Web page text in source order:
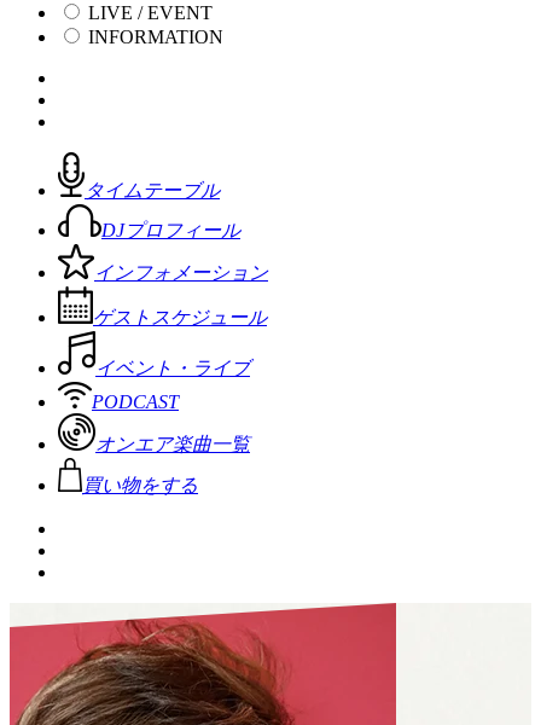
LIVE / EVENT
INFORMATION
タイムテーブル
DJプロフィール
インフォメーション
ゲストスケジュール
イベント・ライブ
PODCAST
オンエア楽曲一覧
買い物をする